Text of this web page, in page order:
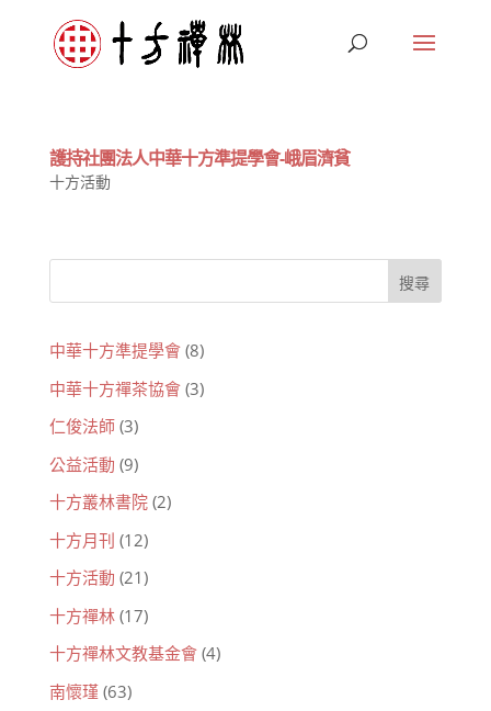
護持社團法人中華十方準提學會-峨眉濟貧
十方活動
中華十方準提學會(8)
中華十方禪茶協會(3)
仁俊法師(3)
公益活動 (9)
十方叢林書院(2)
十方月刊 (12)
十方活動 (21)
十方禪林(17)
十方禪林文教基金會(4)
南懷瑾(63)